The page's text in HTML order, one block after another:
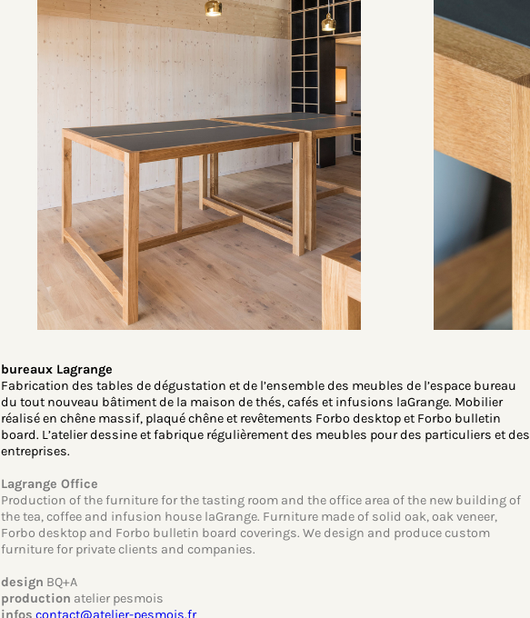
bureaux Lagrange
Fabrication des tables de dégustation et de l’ensemble des meubles de l’espace bureau
du tout nouveau bâtiment de la maison de thés, cafés et infusions laGrange. Mobilier
réalisé en chêne massif, plaqué chêne et revêtements Forbo desktop et Forbo bulletin
board. L’atelier dessine et fabrique régulièrement des meubles pour des particuliers et des
entreprises.
Lagrange Office
Production of the furniture for the tasting room and the office area of ​​the new building of
the tea, coffee and infusion house laGrange. Furniture made of solid oak, oak veneer,
Forbo desktop and Forbo bulletin board coverings. We design and produce custom
furniture for private clients and companies.
design BQ+A
production atelier pesmois
infos contact@atelier-pesmois.fr